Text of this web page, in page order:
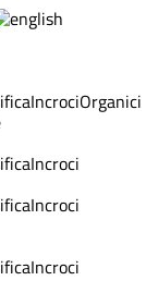
IncrociOrganici
Incroci
Incroci
Incroci